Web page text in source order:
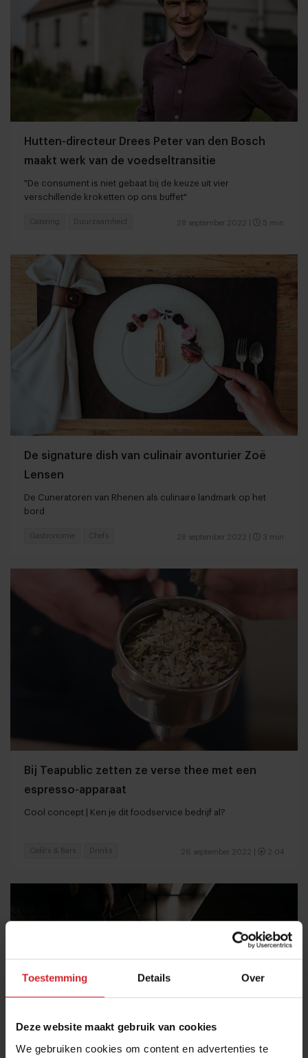
Toestemming Details Over
Deze website maakt gebruik van cookies
We gebruiken cookies om content en advertenties te
Hutten-directeur Drees Peter van den Bosch
maakt werk van de voedseltransitie
"De consument is niet gebaat bij de keuze uit vier
verschillende kroketten op ons buffet"
28 september 2022 5 min
Catering Duurzaamheid
De signature dish van culinair avonturier Zoë
Lensen
De Cuneratoren van Rhenen als culinaire landmark op het
bord
28 september 2022 3 min
Gastronomie Chefs
Bij Teapublic zetten ze verse thee met een
espresso-apparaat
Cool concept | Ken je dit foodservice bedrijf al?
26 september 2022 2:04
Café's & Bars Drinks